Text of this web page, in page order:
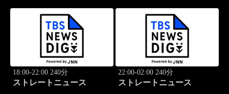
18:00-22:00 240分
ストレートニュース
22:00-02:00 240分
ストレートニュース